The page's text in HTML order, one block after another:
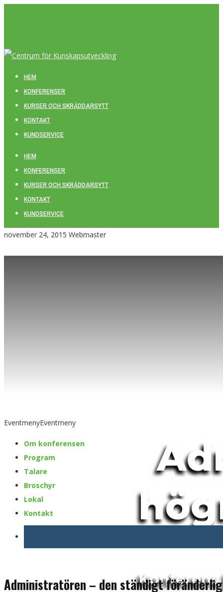
HEM
KONFERENSER
KURSER OCH SKRÄDDARSYTT
KONTAKT
KUNDSERVICE
HEM
KONFERENSER
KURSER OCH SKRÄDDARSYTT
KONTAKT
KUNDSERVICE
november 24, 2015 Webmaster
Konferens
EventmenyEventmeny
Om konferensen
Program
Talare
Broschyr
Lokal
Kontakt
Administratören – den ständigt